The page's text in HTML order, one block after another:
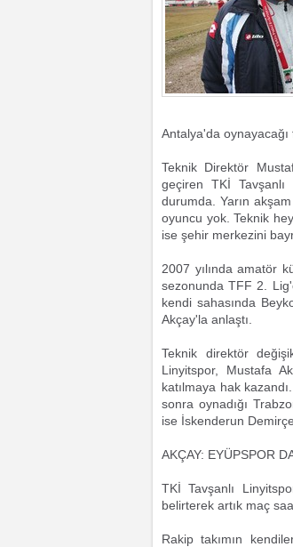
Antalya'da
Teknik Direktör
geçiren TKİ
durumda. Yarın
oyuncu yok. Teknik
ise şehir merkezini
2007 yılında amatör
sezonunda TFF 2.
kendi sahasında
Akçay'la anlaştı.
Teknik direktör
Linyitspor, Mustafa
katılmaya hak
sonra oynadığı
ise İskenderun
AKÇAY: EYÜPSPOR
TKİ Tavşanlı
belirterek artık maç
Rakip takımın